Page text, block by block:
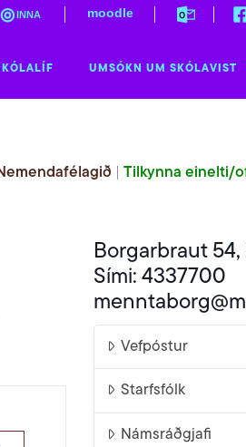
INNA moodle
UMSÓKN UM SKÓLAVIST
Tilkynna einelti/
Borgarbraut
Sími: 4337700
Vefpóstur
Starfsfólk
Námsráðgjafi